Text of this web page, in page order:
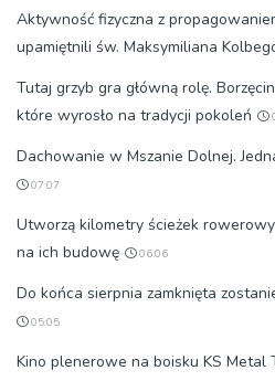
Aktywność fizyczna z
upamiętnili św. Maksymiliana
Tutaj grzyb gra główną rolę.
które wyrosło na tradycji pokoleń
Dachowanie w Mszanie Dolnej.
07:07
Utworzą kilometry ścieżek
na ich budowę
06:06
Do końca sierpnia zamknięta
05:05
Kino plenerowe na boisku KS Metal